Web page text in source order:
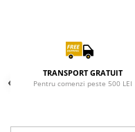
TRANSPORT GRATUIT
Pentru comenzi peste 500 LEI